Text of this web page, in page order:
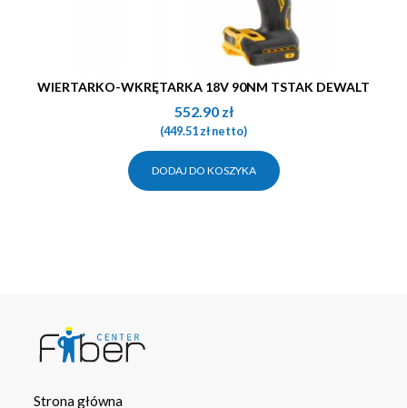
WIERTARKO-WKRĘTARKA 18V 90NM TSTAK DEWALT
552.90 zł
(449.51złnetto)
DODAJ DO KOSZYKA
Strona główna